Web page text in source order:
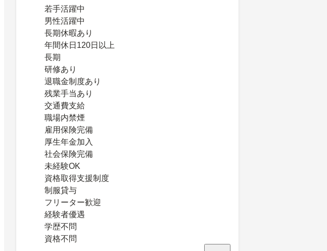
若手活躍中
男性活躍中
長期休暇あり
年間休日120日以上
長期
研修あり
退職金制度あり
残業手当あり
交通費支給
職場内禁煙
雇用保険完備
厚生年金加入
社会保険完備
未経験OK
資格取得支援制度
制服貸与
フリーター歓迎
経験者優遇
学歴不問
資格不問